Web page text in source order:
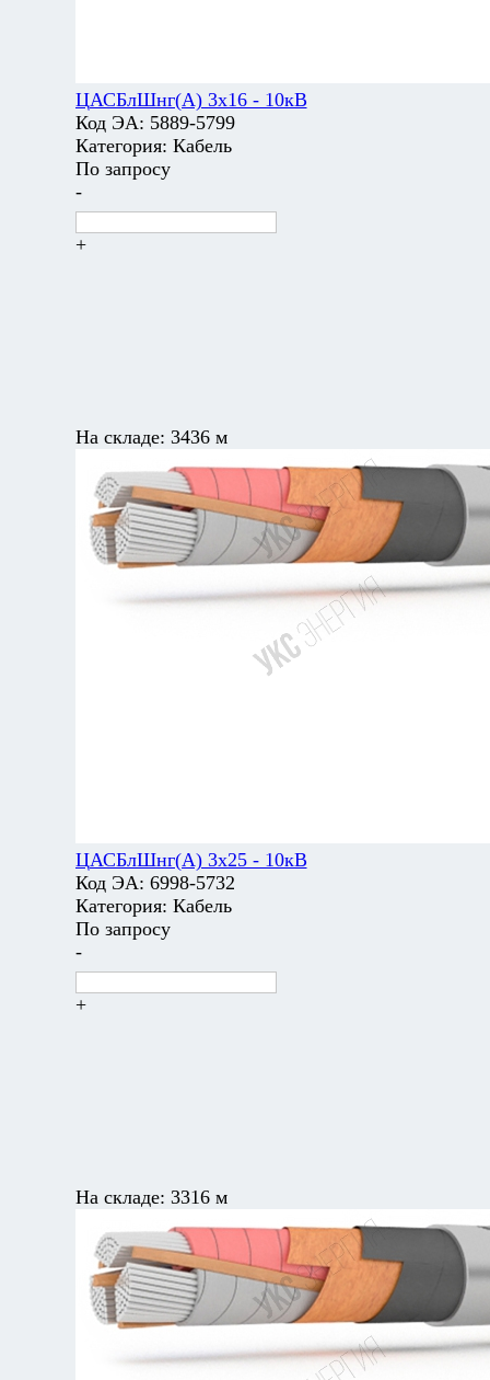
ЦАСБлШнг(А) 3х16 - 10кВ
Код ЭА: 5889-5799
Категория: Кабель
По запросу
-
+
На складе: 3436 м
ЦАСБлШнг(А) 3х25 - 10кВ
Код ЭА: 6998-5732
Категория: Кабель
По запросу
-
+
На складе: 3316 м